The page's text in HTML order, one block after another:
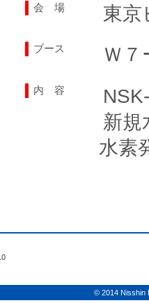
会 場 東京
ブース Ｗ７
内 容
新規
水素
© 2014 Nisshin